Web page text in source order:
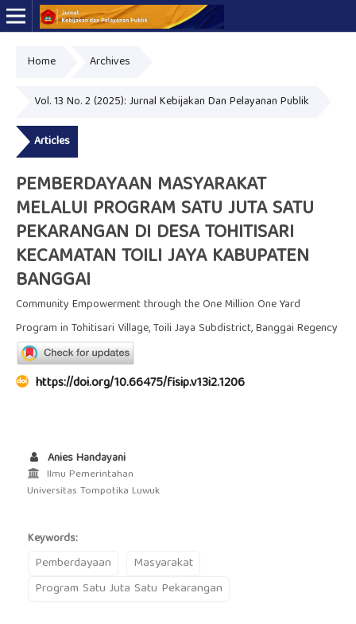
Home Archives
Vol. 13 No. 2 (2025): Jurnal Kebijakan Dan Pelayanan Publik
Articles
PEMBERDAYAAN MASYARAKAT
MELALUI PROGRAM SATU JUTA SATU
PEKARANGAN DI DESA TOHITISARI
KECAMATAN TOILI JAYA KABUPATEN
BANGGAI
Community Empowerment through the One Million One Yard
Program in Tohitisari Village, Toili Jaya Subdistrict, Banggai Regency
https://doi.org/10.66475/fisip.v13i2.1206
Anies Handayani
Ilmu Pemerintahan
Universitas Tompotika Luwuk
Keywords:
Pemberdayaan
Masyarakat
Program Satu Juta Satu Pekarangan